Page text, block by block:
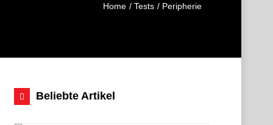
Home Tests Peripherie
Beliebte Artikel